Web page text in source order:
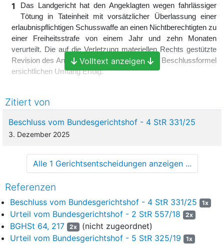
1
Das Landgericht hat den Angeklagten wegen fahrlässiger
Tötung in Tateinheit mit vorsätzlicher Überlassung einer
erlaubnispflichtigen Schusswaffe an einen Nichtberechtigten zu
einer Freiheitsstrafe von einem Jahr und zehn Monaten
verurteilt. Die auf die Verletzung materiellen Rechts gestützte
Revision des Angeklagten hat in dem aus der Beschlussformel
ersichtlichen Umfang Erfolg.
2
Das Landgericht hat folgende Feststellungen und
Wertungen getroffen:
3
Der zum Zeitpunkt der Hauptverhandlung 47-jährige, nicht
Abschluss der Meisterschule übernahm er die Leitung des bis
dahin durch seinen Vater betriebenen Waffengeschäfts,
welches er seit 2014 führt. Im selben Gebäude befindet sich
von verschiedenen Schützenvereinen, u.a. vom SSV H. ,
dessen zweiter Vorsitzender der Angeklagte ist, regelmäßig
genutzt wird. Am 24. März 2023 verkaufte der Angeklagte an
den zwischenzeitlich verstorbenen B. in seinem
Volltext anzeigen
Zitiert von
Beschluss vom Bundesgerichtshof - 4 StR 331/25
3. Dezember 2025
Alle 1 Gerichtsentscheidungen anzeigen ...
Referenzen
Beschluss vom Bundesgerichtshof - 4 StR 331/25 1x
Urteil vom Bundesgerichtshof - 2 StR 557/18 2x
BGHSt 64, 217 2x (nicht zugeordnet)
Urteil vom Bundesgerichtshof - 5 StR 325/19
1x